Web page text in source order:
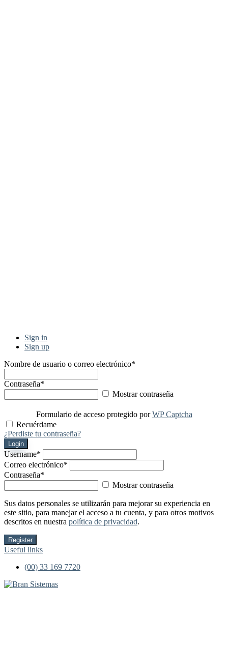
Sign in
Sign up
Nombre de usuario o correo electrónico*
Contraseña*
Mostrar contraseña
Formulario de acceso protegido porWP Captcha
Recuérdame
¿Perdiste tu contraseña?
Login
Username*
Correo electrónico*
Contraseña*
Mostrar contraseña
Sus datos personales se utilizarán para mejorar su experiencia en
este sitio, para manejar el acceso a tu cuenta, y para otros motivos
descritos en nuestra política de privacidad.
Register
Useful links
(00) 33 169 7720